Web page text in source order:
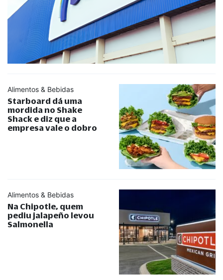
Alimentos & Bebidas
Starboard dá uma
mordida no Shake
Shack e diz que a
empresa vale o dobro
Alimentos & Bebidas
Na Chipotle, quem
pediu jalapeño levou
Salmonella